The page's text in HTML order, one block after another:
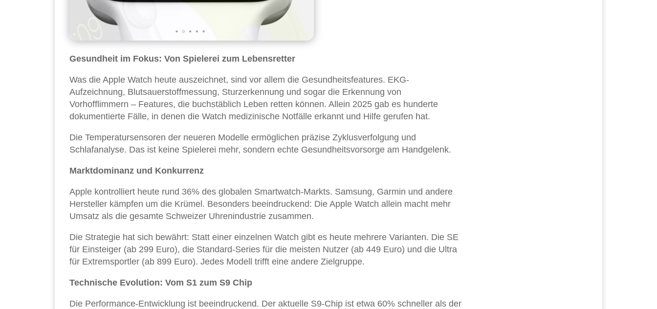
Gesundheit im Fokus: Von Spielerei zum Lebensretter
Was die Apple Watch heute auszeichnet, sind vor allem die Gesundheitsfeatures. EKG-
Aufzeichnung, Blutsauerstoffmessung, Sturzerkennung und sogar die Erkennung von
Vorhofflimmern – Features, die buchstäblich Leben retten können. Allein 2025 gab es hunderte
dokumentierte Fälle, in denen die Watch medizinische Notfälle erkannt und Hilfe gerufen hat.
Die Temperatursensoren der neueren Modelle ermöglichen präzise Zyklusverfolgung und
Schlafanalyse. Das ist keine Spielerei mehr, sondern echte Gesundheitsvorsorge am Handgelenk.
Marktdominanz und Konkurrenz
Apple kontrolliert heute rund 36% des globalen Smartwatch-Markts. Samsung, Garmin und andere
Hersteller kämpfen um die Krümel. Besonders beeindruckend: Die Apple Watch allein macht mehr
Umsatz als die gesamte Schweizer Uhrenindustrie zusammen.
Die Strategie hat sich bewährt: Statt einer einzelnen Watch gibt es heute mehrere Varianten. Die SE
für Einsteiger (ab 299 Euro), die Standard-Series für die meisten Nutzer (ab 449 Euro) und die Ultra
für Extremsportler (ab 899 Euro). Jedes Modell trifft eine andere Zielgruppe.
Technische Evolution: Vom S1 zum S9 Chip
Die Performance-Entwicklung ist beeindruckend. Der aktuelle S9-Chip ist etwa 60% schneller als der